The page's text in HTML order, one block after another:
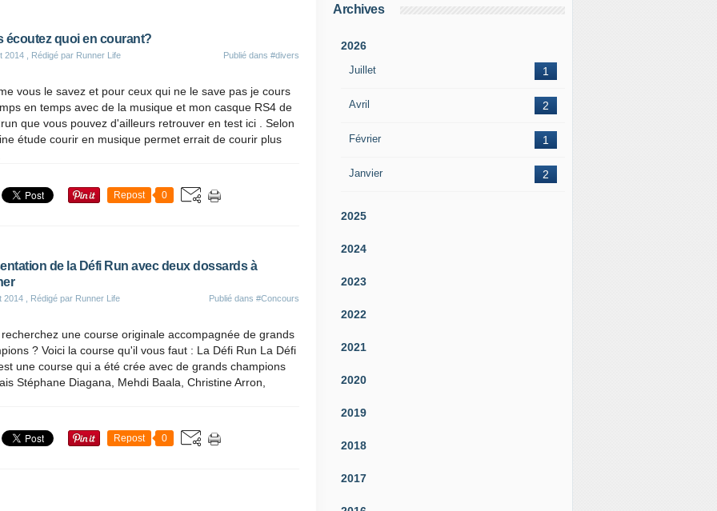
écoutez quoi en courant?
2014 , Rédigé par Runner Life Publié dans #divers
vous le savez et pour ceux qui ne le save pas je cours
en temps avec de la musique et mon casque RS4 de
que vous pouvez d'ailleurs retrouver en test ici . Selon
étude courir en musique permet errait de courir plus
Repost 0
de la Défi Run avec deux dossards à
2014 , Rédigé par Runner Life Publié dans #Concours
recherchez une course originale accompagnée de grands
? Voici la course qu'il vous faut : La Défi Run La Défi
une course qui a été crée avec de grands champions
Stéphane Diagana, Mehdi Baala, Christine Arron,
Repost 0
Archives
2026
Juillet 1
Avril 2
Février 1
Janvier 2
2025
2024
2023
2022
2021
2020
2019
2018
2017